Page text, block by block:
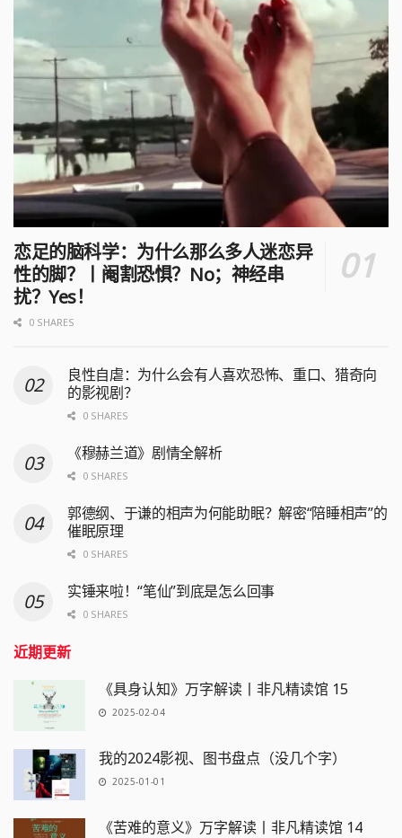
恋足的脑科学：为什么那么多人迷恋异
性的脚？丨阉割恐惧？No；神经串
扰？Yes！
0 SHARES
良性自虐：为什么会有人喜欢恐怖、重口、猎奇向
的影视剧？
0 SHARES
《穆赫兰道》剧情全解析
0 SHARES
郭德纲、于谦的相声为何能助眠？解密“陪睡相声”的
催眠原理
0 SHARES
实锤来啦！“笔仙”到底是怎么回事
0 SHARES
近期更新
《具身认知》万字解读丨非凡精读馆 15
2025-02-04
我的2024影视、图书盘点（没几个字）
2025-01-01
《苦难的意义》万字解读丨非凡精读馆 14